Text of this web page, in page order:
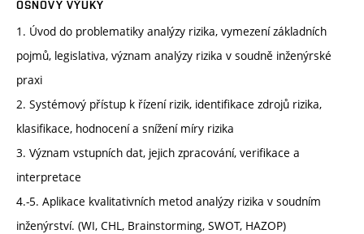
OSNOVY VÝUKY
1. Úvod do problematiky analýzy rizika, vymezení základních
pojmů, legislativa, význam analýzy rizika v soudně inženýrské
praxi
2. Systémový přístup k řízení rizik, identifikace zdrojů rizika,
klasifikace, hodnocení a snížení míry rizika
3. Význam vstupních dat, jejich zpracování, verifikace a
interpretace
4.-5. Aplikace kvalitativních metod analýzy rizika v soudním
inženýrství. (WI, CHL, Brainstorming, SWOT, HAZOP)